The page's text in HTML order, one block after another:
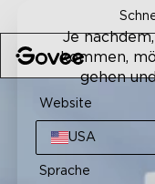
Je
kommen,
gehen
Website
USA
Sprache